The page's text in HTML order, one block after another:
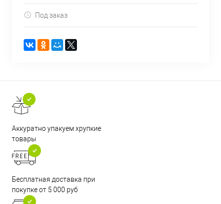
Под заказ
Аккуратно упакуем хрупкие
товары
Бесплатная доставка при
покупке от 5 000 руб